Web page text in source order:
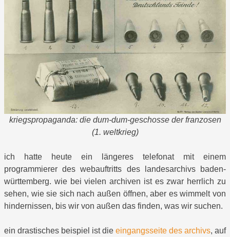
kriegspropaganda: die dum-dum-geschosse der franzosen
(1. weltkrieg)
ich hatte heute ein längeres telefonat mit einem
programmierer des webauftritts des landesarchivs baden-
württemberg. wie bei vielen archiven ist es zwar herrlich zu
sehen, wie sie sich nach außen öffnen, aber es wimmelt von
hindernissen, bis wir von außen das finden, was wir suchen.
ein drastisches beispiel ist die eingangsseite des archivs, auf